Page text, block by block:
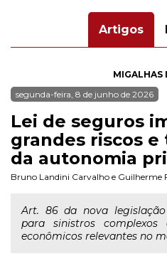
Artigos
MIGALHAS
segunda-feira, 8 de junho de 2026
Lei de seguros
grandes riscos
da autonomia
Bruno Landini Carvalho e Guilherme
Art. 86 da nova
para sinistros
econômicos relevantes no